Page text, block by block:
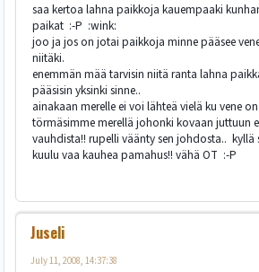
saa kertoa lahna paikkoja kauempaaki
paikat :-P :wink:
joo ja jos on jotai paikkoja minne pääsee
niitäki.
enemmän mää tarvisin niitä ranta lahna
pääsisin yksinki sinne..
ainakaan merelle ei voi lähteä vielä ku vene
törmäsimme merellä johonki kovaan juttuun
vauhdista!! rupelli väänty sen johdosta.. kyllä
kuulu vaa kauhea pamahus!! vähä OT :-P
Juseli
July 11, 2008, 14:37:38